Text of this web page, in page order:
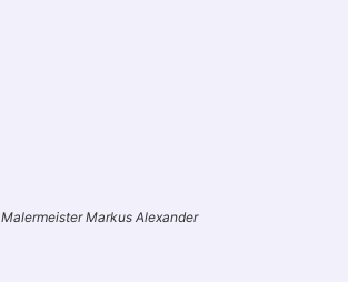
Malermeister Markus Alexander